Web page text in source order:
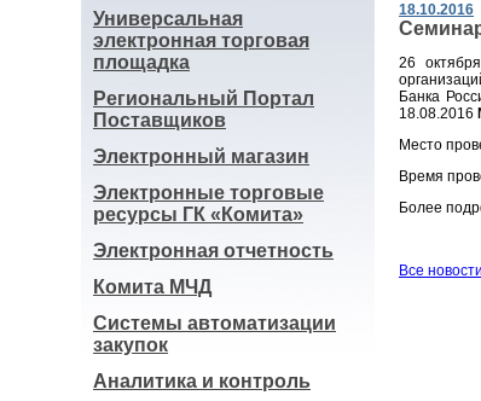
Универсальная
электронная торговая
площадка
Региональный Портал
Поставщиков
Электронный магазин
Электронные торговые
ресурсы ГК «Комита»
Электронная отчетность
Комита МЧД
Системы автоматизации
закупок
Аналитика и контроль
18.10.2016
26
Банка
18.08.2016
Место
Время
Более
Все новости